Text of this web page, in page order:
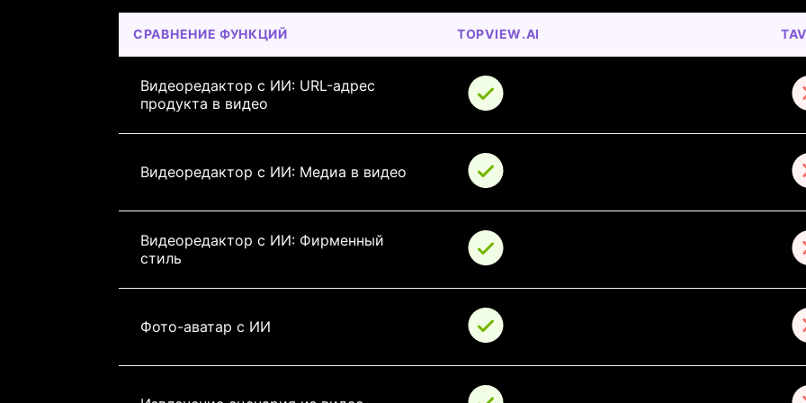
СРАВНЕНИЕ ФУНКЦИЙ TOPVIEW.AI
Видеоредактор с ИИ: URL-адрес
продукта в видео
Видеоредактор с ИИ: Медиа в видео
Видеоредактор с ИИ: Фирменный
стиль
Фото-аватар с ИИ